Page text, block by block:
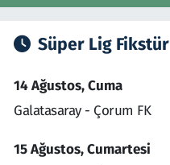
Süper Lig Fikstür
14 Ağustos, Cuma
Galatasaray - Çorum FK
15 Ağustos, Cumartesi